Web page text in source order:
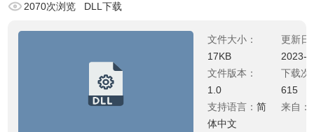
2070次浏览
DLL下载
文件大小：
17KB
文件版本：
1.0
支持语言：简
体中文
更新日
2023-
下载次
615
来自：